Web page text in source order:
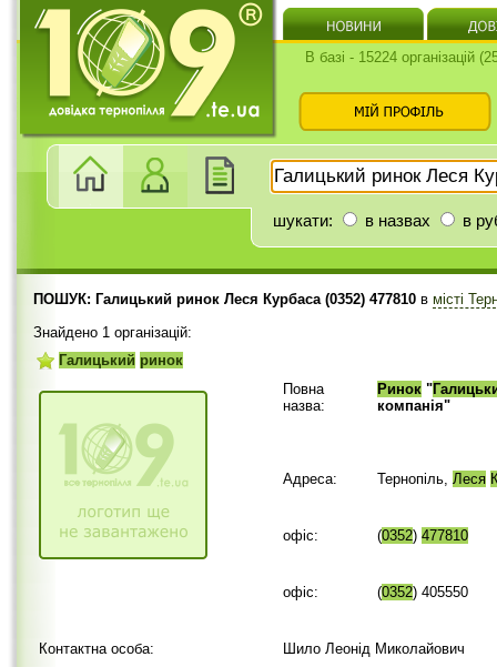
В базі - 15224 організацій
шукати: в назвах в
ПОШУК: Галицький ринок Леся Курбаса (0352) 477810 в місті
Знайдено 1 організацій:
Галицький ринок
Повна
назва:
Ринок "
компанія"
Адреса: Тернопіль, Леся
офіс: (0352) 477810
офіс: (0352) 405550
Контактна особа:
Шило Леонід Миколайович